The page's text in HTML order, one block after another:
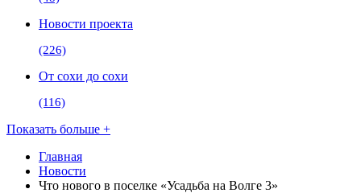
Новости проекта
(226)
От сохи до сохи
(116)
Показать больше +
Главная
Новости
Что нового в поселке «Усадьба на Волге 3»